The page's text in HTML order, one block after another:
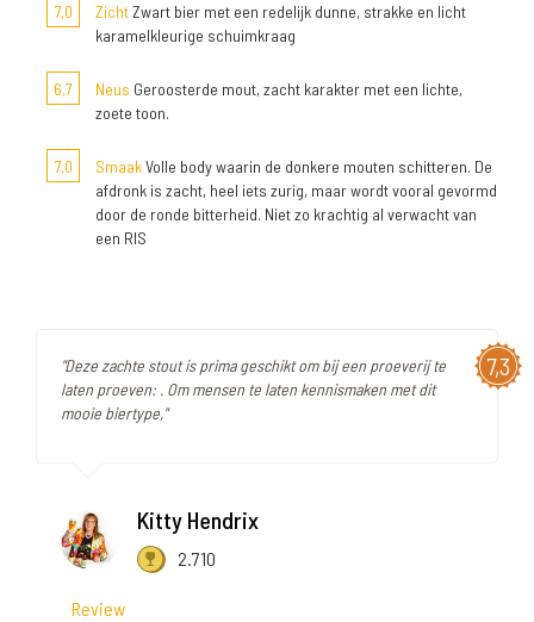
7,0
ZichtZwart bier met een redelijk dunne, strakke en licht
karamelkleurige schuimkraag
6,7 Neus Geroosterde mout, zacht karakter met een lichte,
zoete toon.
7,0 SmaakVolle body waarin de donkere mouten schitteren. De
afdronk is zacht, heel iets zurig, maar wordt vooral gevormd
door de ronde bitterheid. Niet zo krachtig al verwacht van
een RIS
7,3
"Deze zachte stout is prima geschikt om bij een proeverij te
laten proeven: . Om mensen te laten kennismaken met dit
mooie biertype,"
Kitty Hendrix
2.710
Review